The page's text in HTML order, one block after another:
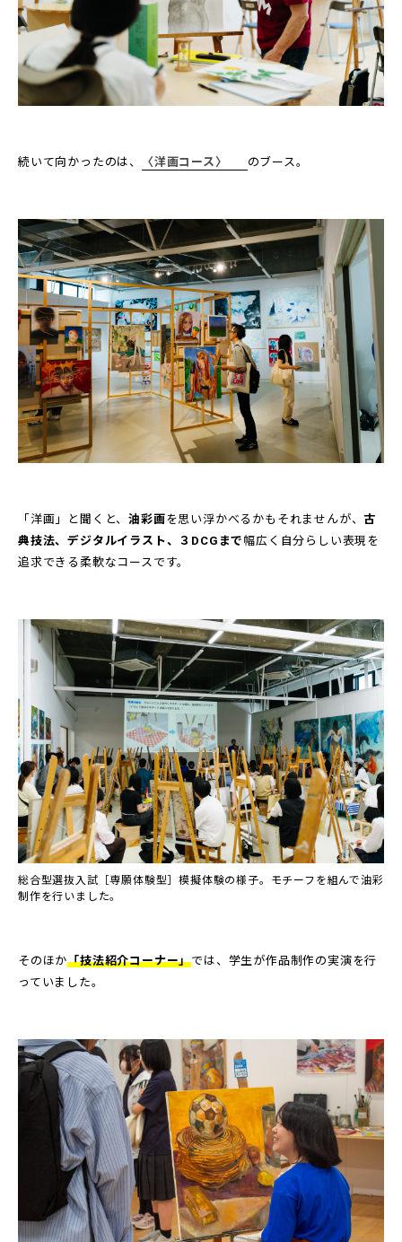
続いて向かったのは、 〈洋画コース〉 のブース。
「洋画」と聞くと、油彩画を思い浮かべるかもそれませんが、 古
典技法、デジタルイラスト、３DCGまで 幅広く自分らしい表現を
追求できる柔軟なコースです。
総合型選抜入試［専願体験型］模擬体験の様子。モチーフを組んで油彩
制作を行いました。
そのほか「技法紹介コーナー」では、学生が作品制作の実演を行
っていました。